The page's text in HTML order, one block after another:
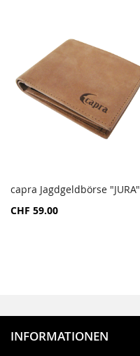
capra Jagdgeldbörse "JURA"
CHF 59.00
INFORMATIONEN